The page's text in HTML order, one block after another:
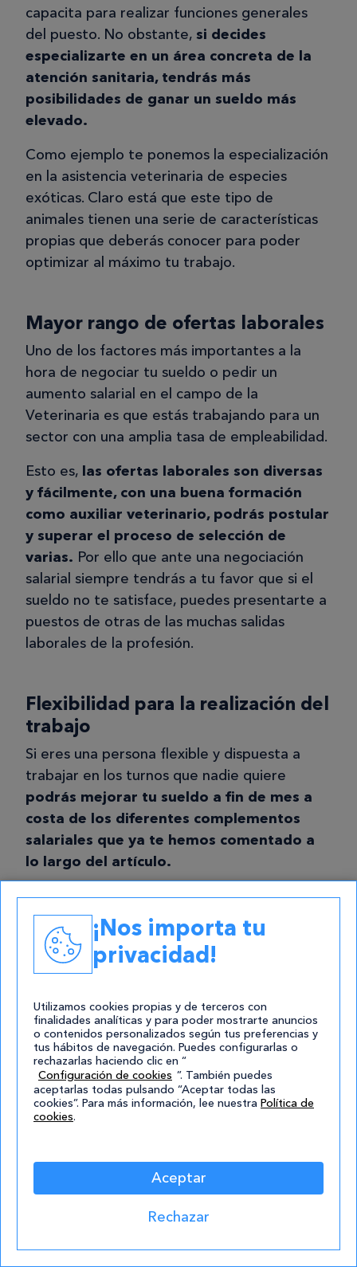
capacita para realizar funciones generales
del puesto. No obstante, si decides
especializarte en un área concreta de la
atención sanitaria, tendrás más
posibilidades de ganar un sueldo más
elevado.
Como ejemplo te ponemos la especialización
en la asistencia veterinaria de especies
exóticas. Claro está que este tipo de
animales tienen una serie de características
propias que deberás conocer para poder
optimizar al máximo tu trabajo.
Mayor rango de ofertas laborales
Uno de los factores más importantes a la
hora de negociar tu sueldo o pedir un
aumento salarial en el campo de la
Veterinaria es que estás trabajando para un
sector con una amplia tasa de empleabilidad.
Esto es, las ofertas laborales son diversas
y fácilmente, con una buena formación
como auxiliar veterinario, podrás postular
y superar el proceso de selección de
varias. Por ello que ante una negociación
salarial siempre tendrás a tu favor que si el
sueldo no te satisface, puedes presentarte a
puestos de otras de las muchas salidas
laborales de la profesión.
Flexibilidad para la realización del
trabajo
Si eres una persona flexible y dispuesta a
trabajar en los turnos que nadie quiere
podrás mejorar tu sueldo a fin de mes a
costa de los diferentes complementos
salariales que ya te hemos comentado a
lo largo del artículo.
Esta flexibilidad de la que hablamos incluye
que trabajes nocturnidades, festivos o incluso
jornadas de guardias de más de 8 horas
seguidas. Es una buena forma de conseguir
experiencia profesional.
Otras condiciones laborales
derivadas de un Auxiliar de
Veterinaria y su sueldo
Ahora que ya hemos hecho una completa
radiografía a los componentes que
conforman el sueldo de un Auxiliar de
condiciones laborales para estos
¡Nos importa tu
privacidad!
Utilizamos cookies propias y de terceros con
finalidades analíticas y para poder mostrarte anuncios
o contenidos personalizados según tus preferencias y
tus hábitos de navegación. Puedes configurarlas o
rechazarlas haciendo clic en “
Configuración de cookies ”. También puedes
aceptarlas todas pulsando “Aceptar todas las
cookies”. Para más información, lee nuestra Política de
cookies.
Aceptar
Rechazar